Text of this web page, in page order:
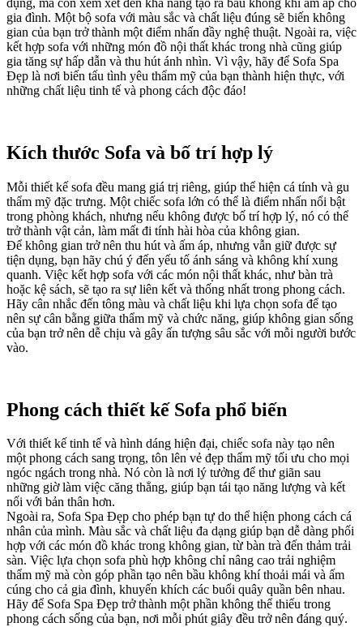
gia đình. Một bộ sofa với màu sắc và chất liệu đúng sẽ biến không
gian của bạn trở thành một điểm nhấn đầy nghệ thuật. Ngoài ra, việc
kết hợp sofa với những món đồ nội thất khác trong nhà cũng giúp
gia tăng sự hấp dẫn và thu hút ánh nhìn. Vì vậy, hãy để Sofa Spa
Đẹp là nơi biến tấu tình yêu thẩm mỹ của bạn thành hiện thực, với
những chất liệu tinh tế và phong cách độc đáo!
Kích thước Sofa và bố trí hợp lý
Mỗi thiết kế sofa đều mang giá trị riêng, giúp thể hiện cá tính và gu
thẩm mỹ đặc trưng. Một chiếc sofa lớn có thể là điểm nhấn nổi bật
trong phòng khách, nhưng nếu không được bố trí hợp lý, nó có thể
trở thành vật cản, làm mất đi tính hài hòa của không gian.
Để không gian trở nên thu hút và ấm áp, nhưng vẫn giữ được sự
tiện dụng, bạn hãy chú ý đến yếu tố ánh sáng và không khí xung
quanh. Việc kết hợp sofa với các món nội thất khác, như bàn trà
hoặc kệ sách, sẽ tạo ra sự liên kết và thống nhất trong phong cách.
Hãy cân nhắc đến tông màu và chất liệu khi lựa chọn sofa để tạo
nên sự cân bằng giữa thẩm mỹ và chức năng, giúp không gian sống
của bạn trở nên dễ chịu và gây ấn tượng sâu sắc với mỗi người bước
vào.
Phong cách thiết kế Sofa phổ biến
Với thiết kế tinh tế và hình dáng hiện đại, chiếc sofa này tạo nên
một phong cách sang trọng, tôn lên vẻ đẹp thẩm mỹ tối ưu cho mọi
ngóc ngách trong nhà. Nó còn là nơi lý tưởng để thư giãn sau
những giờ làm việc căng thẳng, giúp bạn tái tạo năng lượng và kết
nối với bản thân hơn.
Ngoài ra, Sofa Spa Đẹp cho phép bạn tự do thể hiện phong cách cá
nhân của mình. Màu sắc và chất liệu đa dạng giúp bạn dễ dàng phối
hợp với các món đồ khác trong không gian, từ bàn trà đến thảm trải
sàn. Việc lựa chọn sofa phù hợp không chỉ nâng cao trải nghiệm
thẩm mỹ mà còn góp phần tạo nên bầu không khí thoải mái và ấm
cúng cho cả gia đình, khuyến khích các buổi quây quần bên nhau.
Hãy để Sofa Spa Đẹp trở thành một phần không thể thiếu trong
phong cách sống của bạn, nơi mỗi phút giây đều trở nên đáng quý.